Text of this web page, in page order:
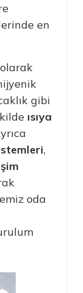
en
gibi
ısıya
,
oda